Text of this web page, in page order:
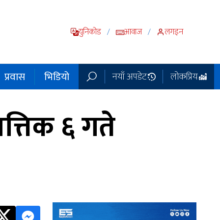
युनिकोड / आवाज / लगइन
प्रवास भिडियो नयाँ अपडेट लोकप्रिय
६ गते